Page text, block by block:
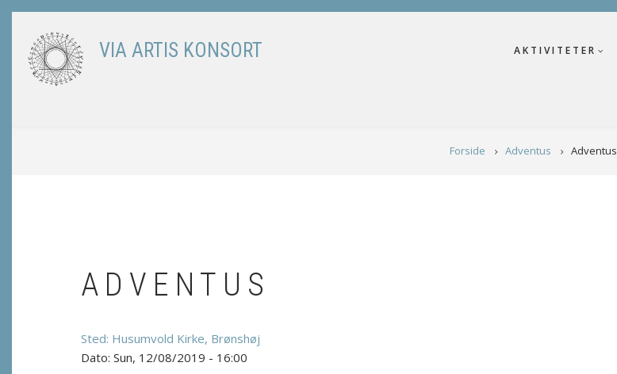
Skip
content
VIA ARTIS KONSORT AKTIVITETER
Forside Adventus Adventus
ADVENTUS
Husumvold Kirke, Brønshøj
Sun, 12/08/2019 - 16:00